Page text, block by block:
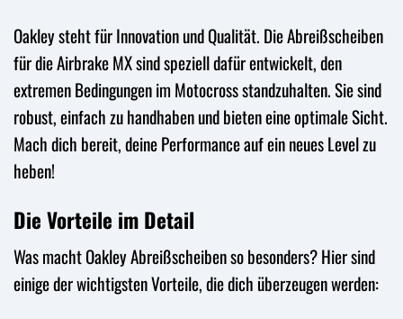
Oakley steht für Innovation und Qualität. Die Abreißscheiben
für die Airbrake MX sind speziell dafür entwickelt, den
extremen Bedingungen im Motocross standzuhalten. Sie sind
robust, einfach zu handhaben und bieten eine optimale Sicht.
Mach dich bereit, deine Performance auf ein neues Level zu
heben!
Die Vorteile im Detail
Was macht Oakley Abreißscheiben so besonders? Hier sind
einige der wichtigsten Vorteile, die dich überzeugen werden: